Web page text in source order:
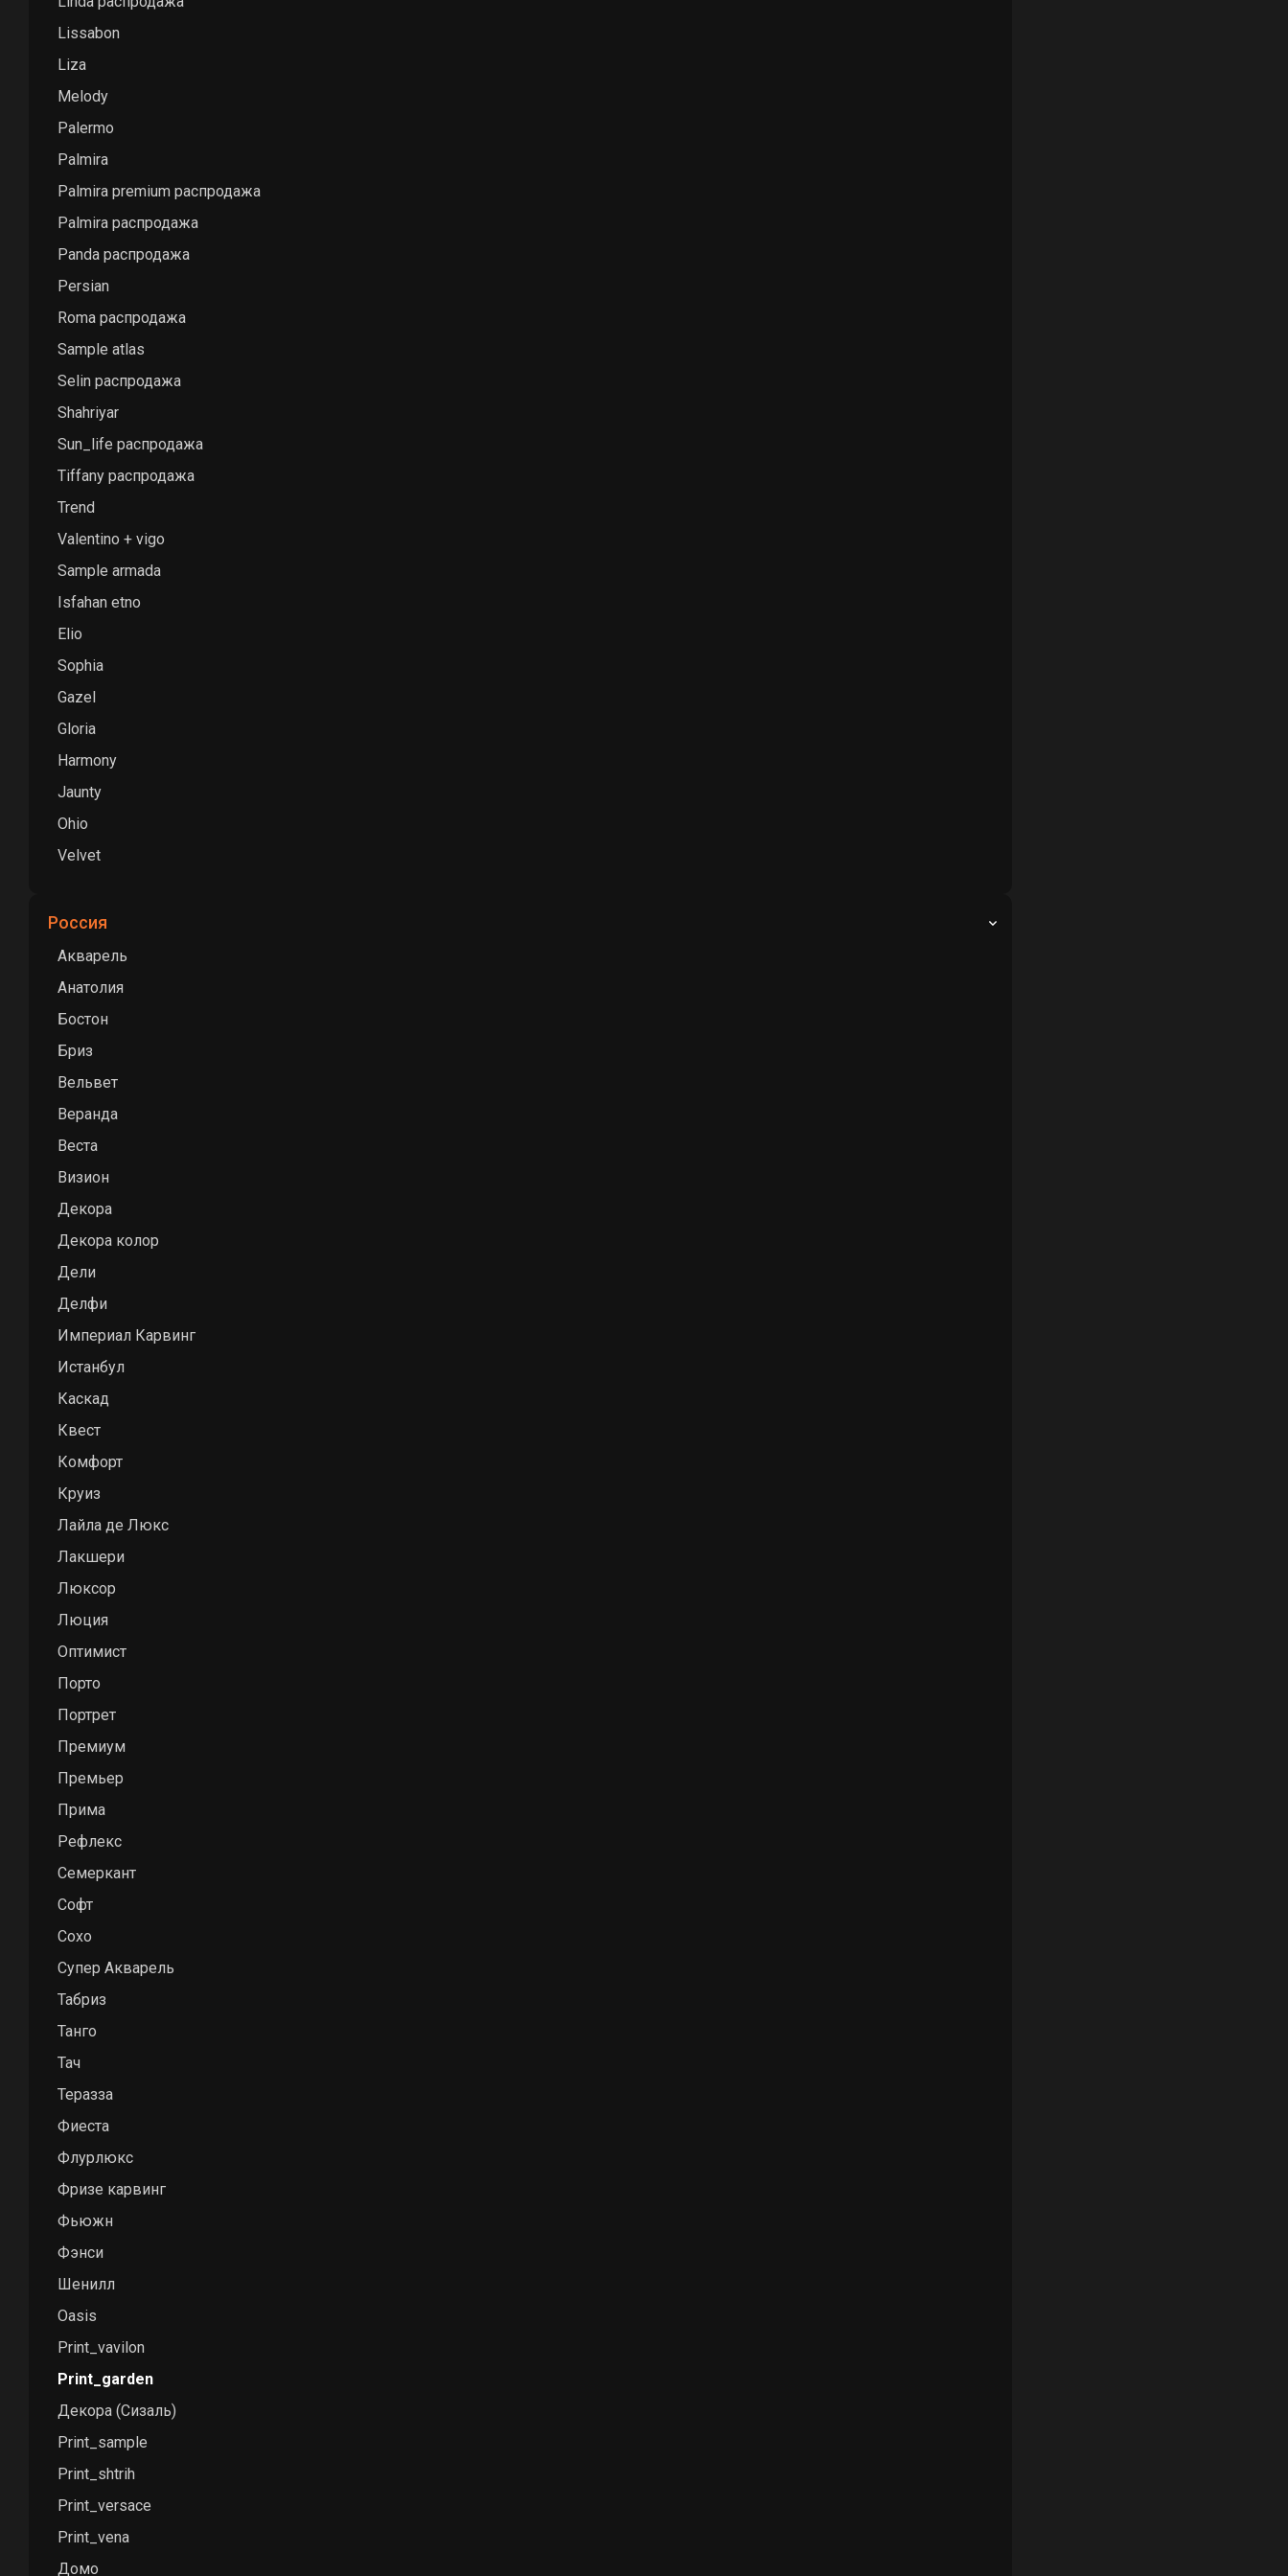
Lissabon
Liza
Melody
Palermo
Palmira
Palmira premium распродажа
Palmira распродажа
Panda распродажа
Persian
Roma распродажа
Sample atlas
Selin распродажа
Shahriyar
Sun_life распродажа
Tiffany распродажа
Trend
Valentino + vigo
Sample armada
Isfahan etno
Elio
Sophia
Gazel
Gloria
Harmony
Jaunty
Ohio
Velvet
Россия
Акварель
Анатолия
Бостон
Бриз
Вельвет
Веранда
Веста
Визион
Декора
Декора колор
Дели
Делфи
Империал Карвинг
Истанбул
Каскад
Квест
Комфорт
Круиз
Лайла де Люкс
Лакшери
Люксор
Люция
Оптимист
Порто
Портрет
Премиум
Премьер
Прима
Рефлекс
Семеркант
Софт
Сохо
Супер Акварель
Табриз
Танго
Тач
Теразза
Фиеста
Флурлюкс
Фризе карвинг
Фьюжн
Фэнси
Шенилл
Oasis
Print_vavilon
Print_garden
Декора (Cизаль)
Print_sample
Print_shtrih
Print_versace
Print_vena
Домо